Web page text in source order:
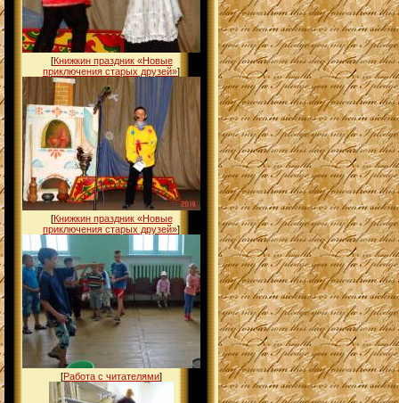
[Книжкин праздник «Новые
приключения старых друзей»]
[Книжкин праздник «Новые
приключения старых друзей»]
[Работа с читателями]